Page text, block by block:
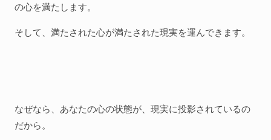
の心を満たします。
そして、満たされた心が満たされた現実を運んできます。
なぜなら、あなたの心の状態が、現実に投影されているの
だから。